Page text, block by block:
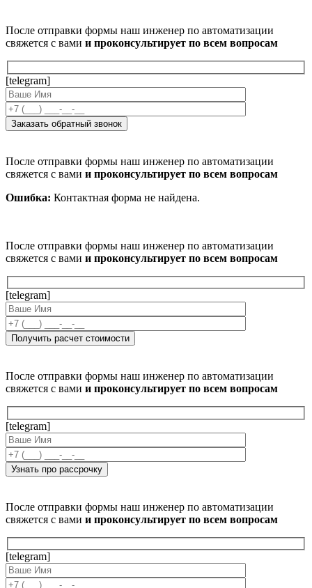
После отправки формы наш инженер по автоматизации
свяжется с вами и проконсультирует по всем вопросам
[telegram]
После отправки формы наш инженер по автоматизации
свяжется с вами и проконсультирует по всем вопросам
Ошибка: Контактная форма не найдена.
После отправки формы наш инженер по автоматизации
свяжется с вами и проконсультирует по всем вопросам
[telegram]
После отправки формы наш инженер по автоматизации
свяжется с вами и проконсультирует по всем вопросам
[telegram]
После отправки формы наш инженер по автоматизации
свяжется с вами и проконсультирует по всем вопросам
[telegram]